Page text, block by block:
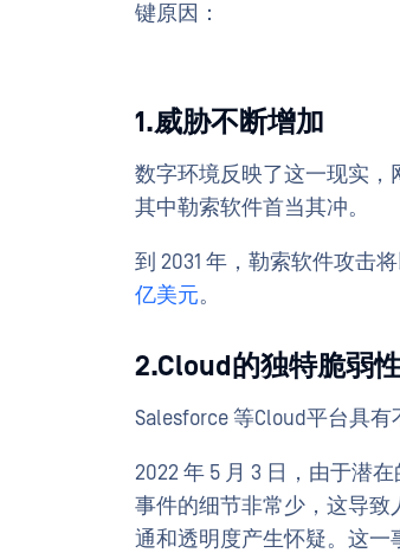
键原因：
1.威胁不断增加
数字环境反映了这一现实，
其中勒索软件首当其冲。
到 2031 年，勒索软件攻击
亿美元。
2.Cloud的独特脆弱
Salesforce 等Cloud平台具
2022 年 5 月 3 日，由于潜在
事件的细节非常少，这导致
通和透明度产生怀疑。这